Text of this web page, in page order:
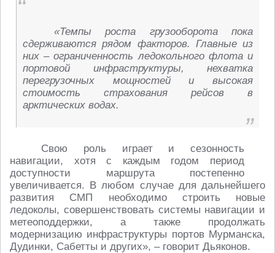
«Темпы роста грузооборота пока
сдерживаются рядом факторов. Главные из
них – ограниченность ледокольного флота и
портовой инфраструктуры, нехватка
перегрузочных мощностей и высокая
стоимость страхования рейсов в
арктических водах.
Свою роль играет и сезонность
навигации, хотя с каждым годом период
доступности маршрута постепенно
увеличивается. В любом случае для дальнейшего
развития СМП необходимо строить новые
ледоколы, совершенствовать системы навигации и
метеоподдержки, а также продолжать
модернизацию инфраструктуры портов Мурманска,
Дудинки, Сабетты и других», – говорит Дьяконов.